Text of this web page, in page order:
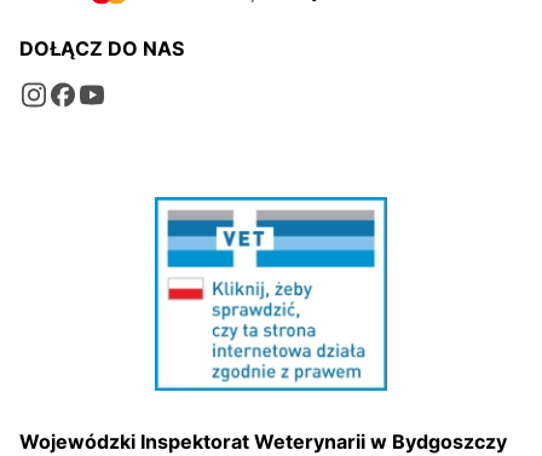
DOŁĄCZ DO NAS
Wojewódzki Inspektorat Weterynarii w Bydgoszczy